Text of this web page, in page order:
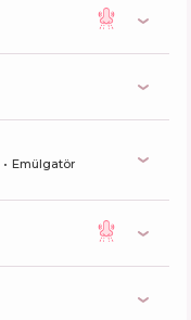
Emülgatör